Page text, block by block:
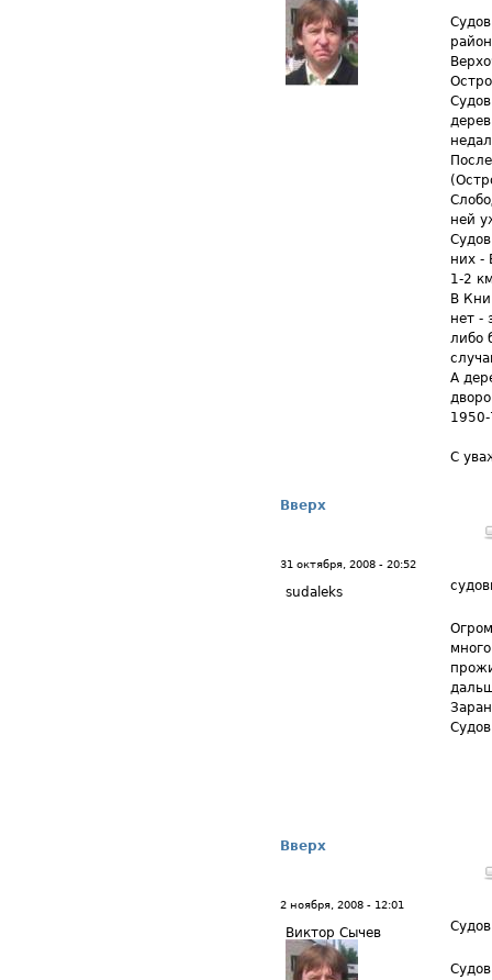
ней
них -
1-2
В
нет -
либо
А
1950-
С
Вверх
31 октября, 2008 - 20:52
sudaleks
Вверх
2 ноября, 2008 - 12:01
Виктор Сычев